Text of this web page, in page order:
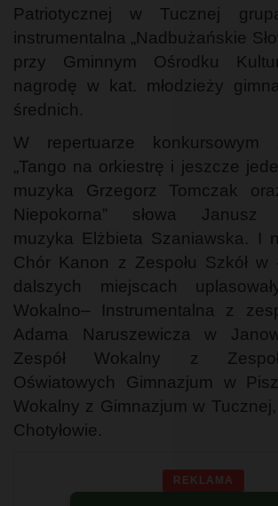
Patriotycznej w Tucznej
instrumentalna „Nadbużańskie
przy Gminnym Ośrodku
nagrodę w kat. młodzieży
średnich.
W repertuarze konkursowym
„Tango na orkiestrę i jeszcze
muzyka Grzegorz Tomczak
Niepokorna” słowa Janusz
muzyka Elżbieta Szaniawska. I
Chór Kanon z Zespołu Szkół w
dalszych miejscach
Wokalno– Instrumentalna z
Adama Naruszewicza w
Zespół Wokalny z
Oświatowych Gimnazjum w
Wokalny z Gimnazjum w
Chotyłowie.
REKLAMA